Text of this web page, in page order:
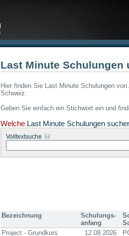
Last Minute Schulungen
Hier finden Sie Last Minute Schulungen
Schweiz.
Geben Sie einfach ein Stichwort ein und
Welche Last Minute Schulungen
Volltextsuche
Bezeichnung
Schulungs-
anfang
Project - Grundkurs
12.08.2026